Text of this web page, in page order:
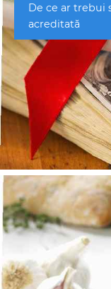
De ce ar trebui
acreditată